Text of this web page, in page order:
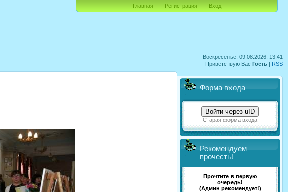
Воскресенье, 09.08.2026, 13:41
Приветствую Вас Гость | RSS
Главная Регистрация Вход
Форма входа
Войти через uID
Старая форма входа
Рекомендуем
прочесть!
Прочтите в первую
очередь!
(Админ рекомендует!)